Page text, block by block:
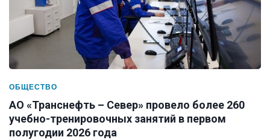
ОБЩЕСТВО
АО «Транснефть – Север» провело более 260
учебно-тренировочных занятий в первом
полугодии 2026 года